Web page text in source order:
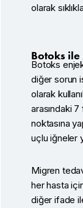
olarak
Botoks
Botoks
diğer sorun
olarak
arasındaki
noktasına
uçlu iğneler
Migren
her hasta
diğer ifade